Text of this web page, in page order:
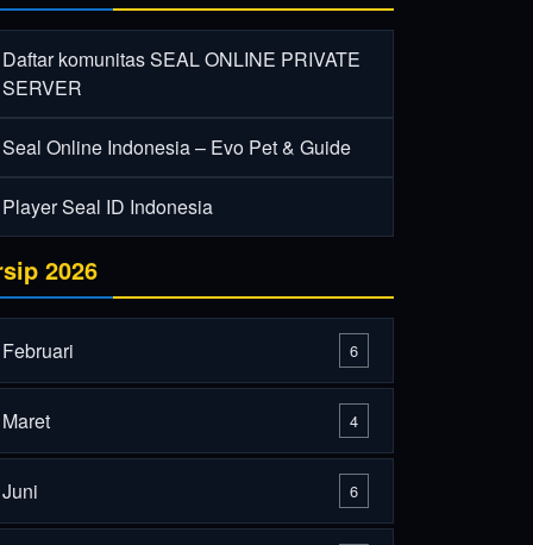
Daftar komunitas SEAL ONLINE PRIVATE
SERVER
Seal Online Indonesia – Evo Pet & Guide
Player Seal ID Indonesia
2026
Februari 6
Maret 4
Juni 6